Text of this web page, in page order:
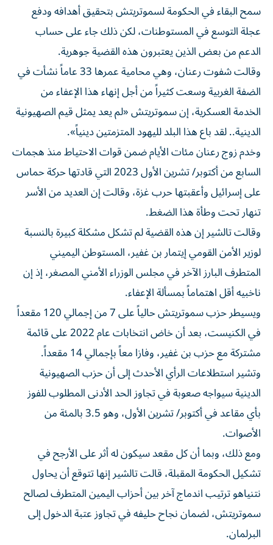
سمح البقاء في الحكومة لسموتريتش بتحقيق أهدافه ودفع
عجلة التوسع في المستوطنات، لكن ذلك جاء على حساب
الدعم من بعض الذين يعتبرون هذه القضية جوهرية.
وقالت شفوت رعنان، وهي محامية عمرها 33 عاماً نشأت في
الضفة الغربية وسعت كثيراً من أجل إنهاء هذا الإعفاء ‌من
الخدمة العسكرية، إن سموتريتش «لم ‌يعد يمثل قيم الصهيونية
الدينية.. لقد باع هذا البلد لليهود المتزمتين دينياً».
وخدم زوج رعنان ⁠مئات الأيام ضمن قوات الاحتياط منذ هجمات
السابع من أكتوبر/ تشرين الأول 2023 التي قادتها حركة حماس
على إسرائيل وأعقبتها حرب غزة، ‌وقالت إن العديد من الأسر
تنهار تحت وطأة هذا الضغط.
وقالت تالشير إن هذه القضية لم تشكل مشكلة كبيرة بالنسبة
لوزير الأمن القومي إيتمار بن غفير، المستوطن اليميني
المتطرف البارز الآخر في مجلس الوزراء الأمني المصغر، إذ إن
ناخبيه أقل اهتماماً بمسألة الإعفاء.
ويسيطر حزب سموتريتش حالياً على 7 من إجمالي 120 مقعداً
في الكنيست، ⁠بعد أن خاض انتخابات عام 2022 على قائمة
مشتركة مع حزب بن غفير، وفازا معاً بإجمالي 14 مقعداً.
وتشير استطلاعات الرأي الأحدث إلى أن حزب الصهيونية
الدينية سيواجه ​صعوبة في تجاوز الحد الأدنى المطلوب للفوز
بأي مقاعد في أكتوبر/ تشرين الأول، وهو 3.5 بالمئة من
الأصوات.
ومع ذلك، وبما أن كل مقعد سيكون له أثر على الأرجح في
تشكيل الحكومة المقبلة، قالت تالشير إنها تتوقع أن يحاول
نتنياهو ترتيب اندماج آخر بين أحزاب اليمين المتطرف لصالح
سموتريتش، لضمان ⁠نجاح حليفه في تجاوز عتبة الدخول إلى
البرلمان.